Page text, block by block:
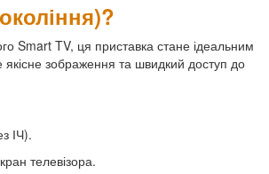
Smart TV, ця приставка стане ідеальним
якісне зображення та швидкий доступ до
ІЧ).
телевізора.